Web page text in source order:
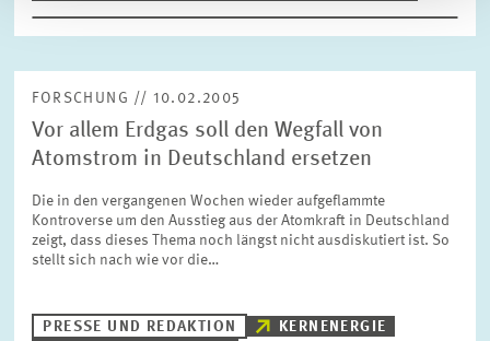
FORSCHUNG // 10.02.2005
Vor allem Erdgas soll den Wegfall von
Atomstrom in Deutschland ersetzen
Die in den vergangenen Wochen wieder aufgeflammte
Kontroverse um den Ausstieg aus der Atomkraft in Deutschland
zeigt, dass dieses Thema noch längst nicht ausdiskutiert ist. So
stellt sich nach wie vor die…
PRESSE UND REDAKTION
KERNENERGIE